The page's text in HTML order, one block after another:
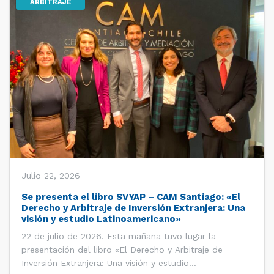
ARBITRAJE
Julio 22, 2026
Se presenta el libro SVYAP – CAM Santiago: «El
Derecho y Arbitraje de Inversión Extranjera: Una
visión y estudio Latinoamericano»
22 de julio de 2026. Esta mañana tuvo lugar la
presentación del libro «El Derecho y Arbitraje de
Inversión Extranjera: Una visión y estudio